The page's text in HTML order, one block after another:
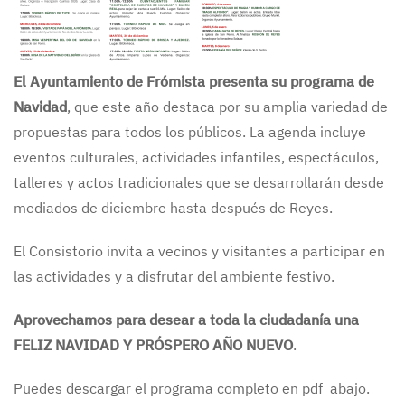
El Ayuntamiento de Frómista presenta su programa de
Navidad, que este año destaca por su amplia variedad de
propuestas para todos los públicos. La agenda incluye
eventos culturales, actividades infantiles, espectáculos,
talleres y actos tradicionales que se desarrollarán desde
mediados de diciembre hasta después de Reyes.
El Consistorio invita a vecinos y visitantes a participar en
las actividades y a disfrutar del ambiente festivo.
Aprovechamos para desear a toda la ciudadanía una
FELIZ NAVIDAD Y PRÓSPERO AÑO NUEVO.
Puedes descargar el programa completo en pdf abajo.